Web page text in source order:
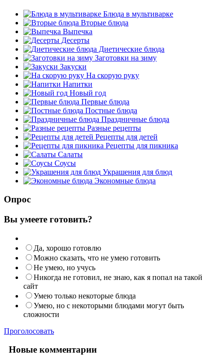
Блюда в мультиварке
Вторые блюда
Выпечка
Десерты
Диетические блюда
Заготовки на зиму
Закуски
На скорую руку
Напитки
Новый год
Первые блюда
Постные блюда
Праздничные блюда
Разные рецепты
Рецепты для детей
Рецепты для пикника
Салаты
Соусы
Украшения для блюд
Экономные блюда
Опрос
Вы умеете готовить?
Да, хорошо готовлю
Можно сказать, что не умею готовить
Не умею, но учусь
Никогда не готовил, не знаю, как я попал на такой
сайт
Умею только некоторые блюда
Умею, но с некоторыми блюдами могут быть
сложности
Проголосовать
Новые комментарии